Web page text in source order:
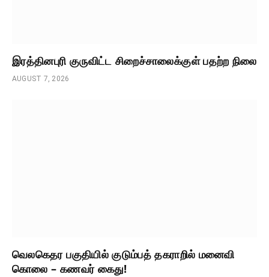
இரத்தினபுரி குருவிட்ட சிறைச்சாலைக்குள் பதற்ற நிலை
AUGUST 7, 2026
வெலகெதர பகுதியில் குடும்பத் தகராறில் மனைவி
கொலை – கணவர் கைது!